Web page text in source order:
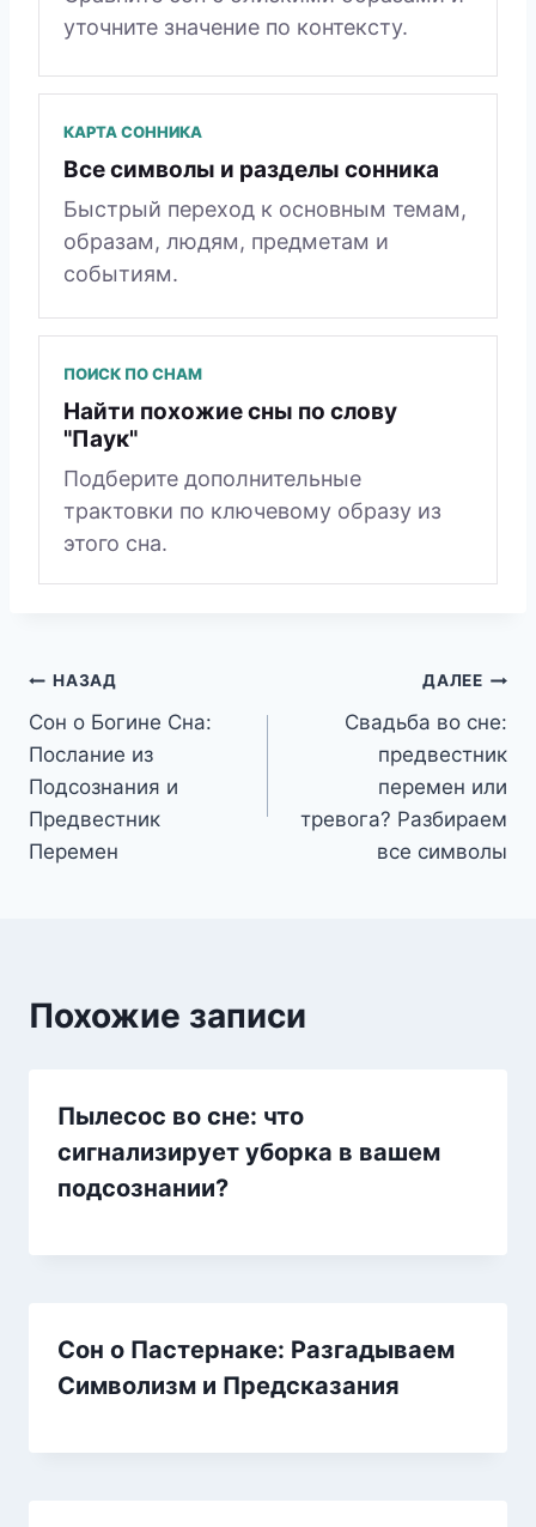
уточните значение по контексту.
КАРТА СОННИКА
Все символы и разделы сонника
Быстрый переход к основным темам,
образам, людям, предметам и
событиям.
ПОИСК ПО СНАМ
Найти похожие сны по слову
"Паук"
Подберите дополнительные
трактовки по ключевому образу из
этого сна.
Навигация
по
записям
НАЗАД
Сон о Богине Сна:
Послание из
Подсознания и
Предвестник
Перемен
ДАЛЕЕ
Свадьба во сне:
предвестник
перемен или
тревога? Разбираем
все символы
Похожие записи
Пылесос во сне: что
сигнализирует уборка в вашем
подсознании?
Сон о Пастернаке: Разгадываем
Символизм и Предсказания